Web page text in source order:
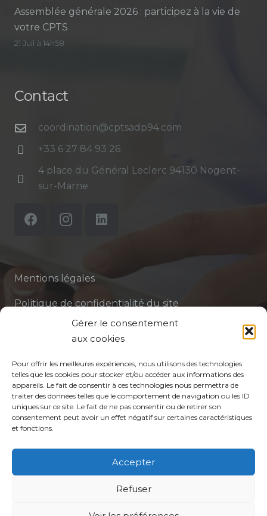
Gérer le consentement
aux cookies
Pour offrir les meilleures expériences, nous utilisons des technologies
telles que les cookies pour stocker et/ou accéder aux informations des
appareils. Le fait de consentir à ces technologies nous permettra de
traiter des données telles que le comportement de navigation ou les ID
uniques sur ce site. Le fait de ne pas consentir ou de retirer son
consentement peut avoir un effet négatif sur certaines caractéristiques
et fonctions.
Accepter
Refuser
Assemblée générale 2026 : participez à la vie de
votre CPTS
21 Juil à 14h58
Contact
coordination@cptsadp94.com
+33 6 27 84 93 26
4 place du Général Leclerc 94130 Nogent-
sur-Marne
Mentions légales
Politique de confidentialité du site
Politique de protection des données de la CPTS
Votre CPTS